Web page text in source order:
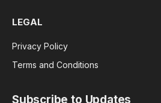
LEGAL
Privacy Policy
Terms and Conditions
Subscribe to Updates